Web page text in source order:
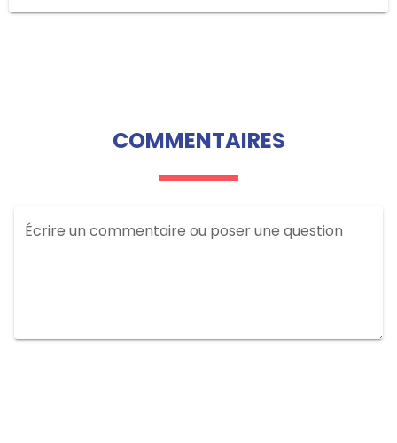
COMMENTAIRES
Écrire un commentaire ou poser une question